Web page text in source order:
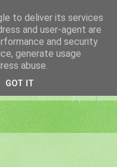
to deliver its services
and user-agent are
and security
generate usage
abuse.
GOT IT